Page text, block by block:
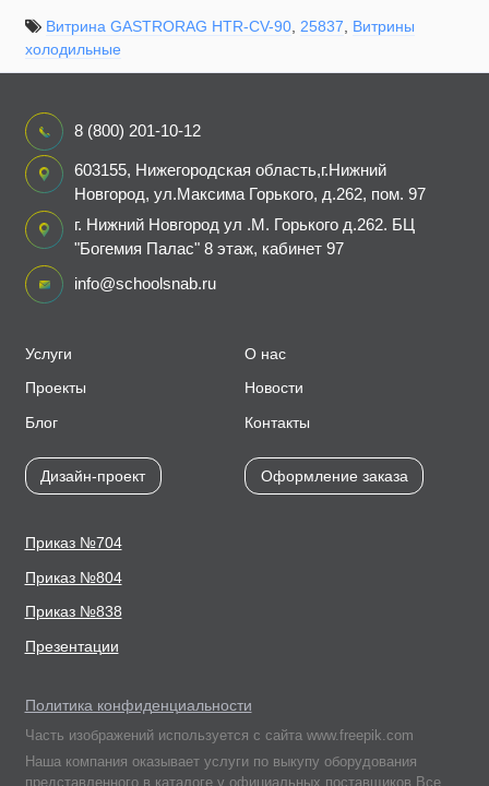
Витрина GASTRORAG HTR-CV-90, 25837
Витрины
холодильные
Услуги
Проекты
Блог
Дизайн-проект
О нас
Новости
Контакты
Оформление заказа
Приказ №704
Приказ №804
Приказ №838
Презентации
8 (800) 201-10-12
603155, Нижегородская область,г.Нижний
Новгород, ул.Максима Горького, д.262, пом. 97
г. Нижний Новгород ул .М. Горького д.262. БЦ
"Богемия Палас" 8 этаж, кабинет 97
info@schoolsnab.ru
Политика конфиденциальности
Часть изображений используется с сайта www.freepik.com
Наша компания оказывает услуги по выкупу оборудования
представленного в каталоге у официальных поставщиков.Все